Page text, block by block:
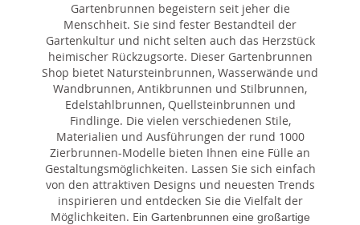
Gartenbrunnen begeistern seit jeher die
Menschheit. Sie sind fester Bestandteil der
Gartenkultur und nicht selten auch das Herzstück
heimischer Rückzugsorte. Dieser Gartenbrunnen
Shop bietet Natursteinbrunnen, Wasserwände und
Wandbrunnen, Antikbrunnen und Stilbrunnen,
Edelstahlbrunnen, Quellsteinbrunnen und
Findlinge. Die vielen verschiedenen Stile,
Materialien und Ausführungen der rund 1000
Zierbrunnen-Modelle bieten Ihnen eine Fülle an
Gestaltungsmöglichkeiten. Lassen Sie sich einfach
von den attraktiven Designs und neuesten Trends
inspirieren und entdecken Sie die Vielfalt der
Möglichkeiten. Ein Gartenbrunnen eine großartige